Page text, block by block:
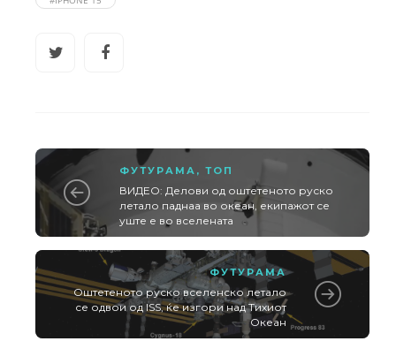
ФУТУРАМА , ТОП
ВИДЕО: Делови од оштетеното руско
летало паднаа во океан, екипажот се
уште е во вселената
ФУТУРАМА
Оштетеното руско вселенско летало
се одвои од ISS, ќе изгори над Тихиот
Океан